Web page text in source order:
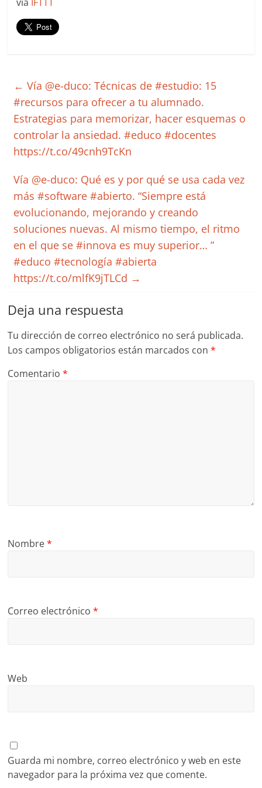
← Vía @e-duco: Técnicas de #estudio: 15
#recursos para ofrecer a tu alumnado.
Estrategias para memorizar, hacer esquemas o
controlar la ansiedad. #educo #docentes
https://t.co/49cnh9TcKn
Vía @e-duco: Qué es y por qué se usa cada vez
más #software #abierto. “Siempre está
evolucionando, mejorando y creando
soluciones nuevas. Al mismo tiempo, el ritmo
en el que se #innova es muy superior… ”
#educo #tecnología #abierta
https://t.co/mlfK9jTLCd →
Deja una respuesta
Tu dirección de correo electrónico no será publicada.
Los campos obligatorios están marcados con*
Comentario*
Nombre*
Correo electrónico*
Web
Guarda mi nombre, correo electrónico y web en este
navegador para la próxima vez que comente.